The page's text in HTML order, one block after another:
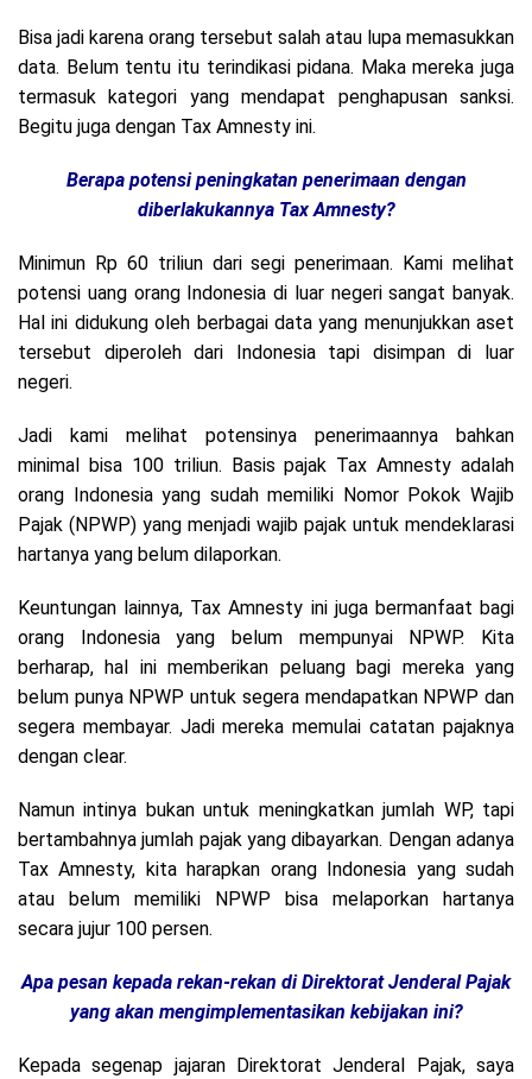
Bisa jadi karena orang tersebut salah atau lupa memasukkan
data. Belum tentu itu terindikasi pidana. Maka mereka juga
termasuk kategori yang mendapat penghapusan sanksi.
Begitu juga dengan Tax Amnesty ini.
Berapa potensi peningkatan penerimaan dengan
diberlakukannya Tax Amnesty?
Minimun Rp 60 triliun dari segi penerimaan. Kami melihat
potensi uang orang Indonesia di luar negeri sangat banyak.
Hal ini didukung oleh berbagai data yang menunjukkan aset
tersebut diperoleh dari Indonesia tapi disimpan di luar
negeri.
Jadi kami melihat potensinya penerimaannya bahkan
minimal bisa 100 triliun. Basis pajak Tax Amnesty adalah
orang Indonesia yang sudah memiliki Nomor Pokok Wajib
Pajak (NPWP) yang menjadi wajib pajak untuk mendeklarasi
hartanya yang belum dilaporkan.
Keuntungan lainnya, Tax Amnesty ini juga bermanfaat bagi
orang Indonesia yang belum mempunyai NPWP. Kita
berharap, hal ini memberikan peluang bagi mereka yang
belum punya NPWP untuk segera mendapatkan NPWP dan
segera membayar. Jadi mereka memulai catatan pajaknya
dengan clear.
Namun intinya bukan untuk meningkatkan jumlah WP, tapi
bertambahnya jumlah pajak yang dibayarkan. Dengan adanya
Tax Amnesty, kita harapkan orang Indonesia yang sudah
atau belum memiliki NPWP bisa melaporkan hartanya
secara jujur 100 persen.
Apa pesan kepada rekan-rekan di Direktorat Jenderal Pajak
yang akan mengimplementasikan kebijakan ini?
Kepada segenap jajaran Direktorat Jenderal Pajak, saya